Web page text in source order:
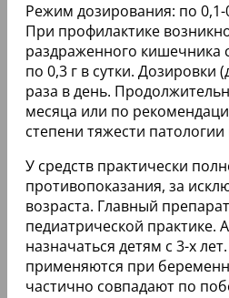
Режим дозирования: по 0,1-
При профилактике
раздраженного кишечника
по 0,3 г в сутки. Дозировки
раза в день.
месяца или по
степени тяжести
У средств практически
противопоказания, за
возраста. Главный
педиатрической практике.
назначаться детям с 3-х
применяются при
частично совпадают по